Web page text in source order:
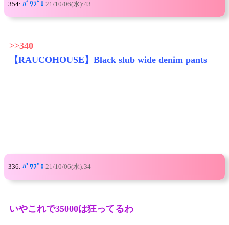
354: ﾊﾟﾜﾌﾟﾛ 21/10/06(水):43
>>340
【RAUCOHOUSE】Black slub wide denim pants
336: ﾊﾟﾜﾌﾟﾛ 21/10/06(水):34
いやこれで35000は狂ってるわ